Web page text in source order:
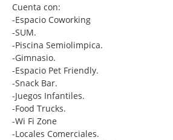
Cuenta con:
-Espacio Coworking
-SUM.
-Piscina Semiolimpica.
-Gimnasio.
-Espacio Pet Friendly.
-Snack Bar.
-Juegos Infantiles.
-Food Trucks.
-Wi Fi Zone
-Locales Comerciales.